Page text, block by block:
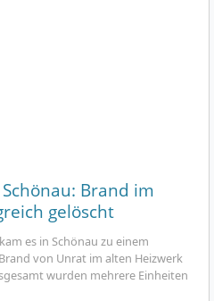
Brand im
gelöscht
es in Schönau zu einem
von Unrat im alten Heizwerk
wurden mehrere Einheiten